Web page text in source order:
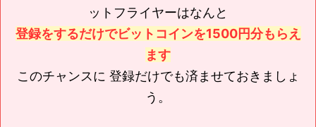
ットフライヤーはなんと
登録をするだけでビットコインを1500円分もらえ
ます
このチャンスに 登録だけでも済ませておきましょ
う。